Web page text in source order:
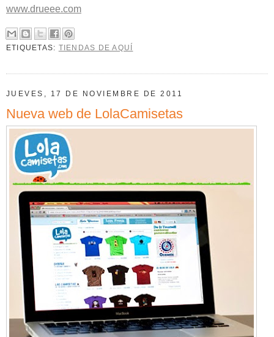
www.drueee.com
ETIQUETAS: TIENDAS DE AQUÍ
JUEVES, 17 DE NOVIEMBRE DE 2011
Nueva web de LolaCamisetas